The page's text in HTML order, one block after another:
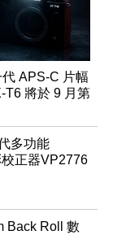
APS-C 片幅
T6 將於 9 月第
多功能
正器VP2776
Back Roll 數